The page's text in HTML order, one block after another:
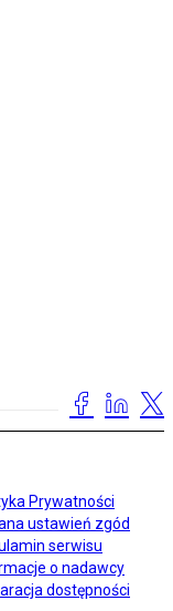
Prywatności
ustawień zgód
serwisu
o nadawcy
dostępności